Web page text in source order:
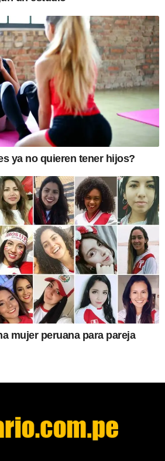
ya no quieren tener hijos?
mujer peruana para pareja